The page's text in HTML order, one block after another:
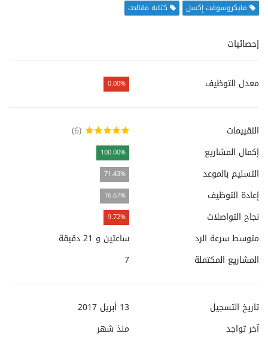
مايكروسوفت إكسل
كتابة مقالات
إحصائيات
معدل التوظيف 0.00%
التقييمات
(6)
إكمال المشاريع
100.00%
التسليم بالموعد 71.43%
إعادة التوظيف 16.67%
نجاح التواصلات 9.72%
متوسط سرعة الرد
ساعتين و 21 دقيقة
المشاريع المكتملة
7
تاريخ التسجيل
13 أبريل 2017
آخر تواجد
منذشهر